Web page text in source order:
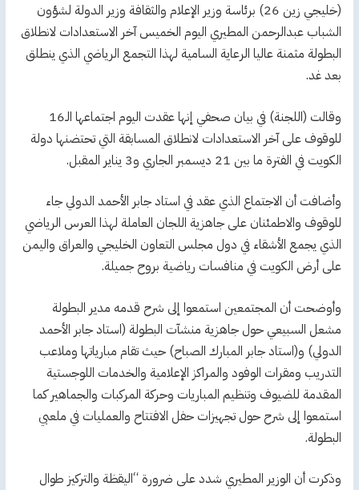
(خليجي زين 26) برئاسة وزير الإعلام والثقافة وزير الدولة لشؤون
الشباب عبدالرحمن المطيري اليوم الخميس آخر الاستعدادات لانطلاق
البطولة مثمنة عاليا الرعاية السامية لهذا التجمع الرياضي الذي ينطلق
بعد غد.
وقالت (اللجنة) في بيان صحفي إنها عقدت اليوم اجتماعها الـ16
للوقوف على آخر الاستعدادات لانطلاق المسابقة التي تحتضنها دولة
الكويت في الفترة ما بين 21 ديسمبر الجاري و3 يناير المقبل.
وأضافت أن الاجتماع الذي عقد في استاد جابر الأحمد الدولي جاء
للوقوف والاطمئنان على جاهزية اللجان العاملة لهذا العرس الرياضي
الذي يجمع الأشقاء في دول مجلس التعاون الخليجي والعراق واليمن
على أرض الكويت في منافسات رياضية بروح جميلة.
وأوضحت أن المجتمعين استمعوا إلى شرح قدمه مدير البطولة
مشعل السبيعي حول جاهزية منشآت البطولة (استاد جابر الأحمد
الدولي) و(استاد جابر المبارك الصباح) حيث تقام مبارياتها وملاعب
التدريب ومقرات الوفود والمراكز الإعلامية والخدمات اللوجستية
المقدمة للضيوف وتنظيم المباريات وحركة المركبات والجماهير كما
استمعوا إلى شرح حول تجهيزات حفل الافتتاح والعمليات في ملعبي
البطولة.
وذكرت أن الوزير المطيري شدد على ضرورة “اليقظة والتركيز طوال